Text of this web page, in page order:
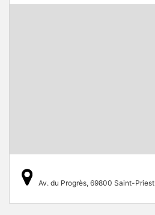
Av. du Progrès, 69800 Saint-Priest